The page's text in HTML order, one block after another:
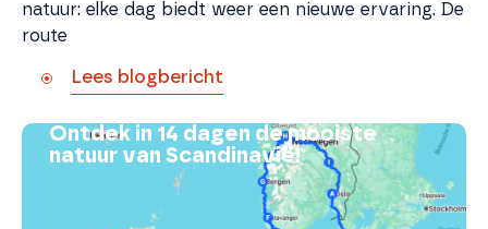
natuur: elke dag biedt weer een nieuwe ervaring. De
route
Lees blogbericht
Ontdek in 14 dagen de mooiste
natuur van Scandinavië!